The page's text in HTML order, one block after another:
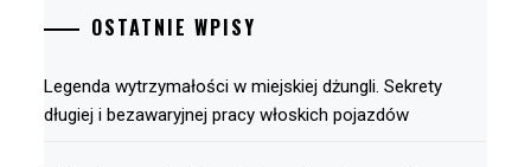
OSTATNIE WPISY
Legenda wytrzymałości w miejskiej dżungli. Sekrety
długiej i bezawaryjnej pracy włoskich pojazdów